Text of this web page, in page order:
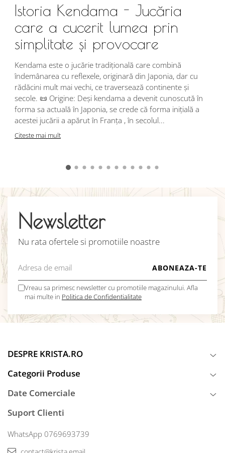
Istoria Kendama - Jucăria
care a cucerit lumea prin
simplitate și provocare
Kendama este o jucărie tradițională care combină
îndemânarea cu reflexele, originară din Japonia, dar cu
rădăcini mult mai vechi, ce traversează continente și
secole. 📜 Origine: Deși kendama a devenit cunoscută în
forma sa actuală în Japonia, se crede că forma inițială a
acestei jucării a apărut în Franța , în secolul...
Citeste mai mult
Newsletter
Nu rata ofertele si promotiile noastre
Vreau sa primesc newsletter cu promotiile magazinului. Afla
mai multe in Politica de Confidentialitate
DESPRE KRISTA.RO
Categorii Produse
Date Comerciale
Suport Clienti
WhatsApp 0769693739